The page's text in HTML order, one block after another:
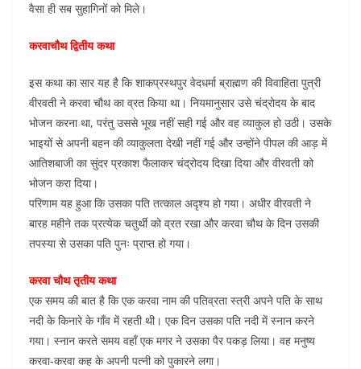
वैसा ही सब सुहागिनों को मिले।
करवाचौथ द्वितीय कथा
इस कथा का सार यह है कि शाकप्रस्थपुर वेदधर्मा ब्राह्मण की विवाहिता पुत्री
वीरवती ने करवा चौथ का व्रत किया था। नियमानुसार उसे चंद्रोदय के बाद
भोजन करना था, परंतु उससे भूख नहीं सही गई और वह व्याकुल हो उठी। उसके
भाइयों से अपनी बहन की व्याकुलता देखी नहीं गई और उन्होंने पीपल की आड़ में
आतिशबाजी का सुंदर प्रकाश फैलाकर चंद्रोदय दिखा दिया और वीरवती को
भोजन करा दिया।
परिणाम यह हुआ कि उसका पति तत्काल अदृश्य हो गया। अधीर वीरवती ने
बारह महीने तक प्रत्येक चतुर्थी को व्रत रखा और करवा चौथ के दिन उसकी
तपस्या से उसका पति पुनः प्राप्त हो गया।
करवा चौथ तृतीय कथा
एक समय की बात है कि एक करवा नाम की पतिव्रता स्त्री अपने पति के साथ
नदी के किनारे के गाँव में रहती थी। एक दिन उसका पति नदी में स्नान करने
गया। स्नान करते समय वहाँ एक मगर ने उसका पैर पकड़ लिया। वह मनुष्य
करवा-करवा कह के अपनी पत्नी को पुकारने लगा।